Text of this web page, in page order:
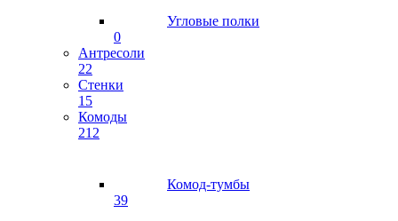
Угловые полки
0
Антресоли
22
Стенки
15
Комоды
212
Комод-тумбы
39